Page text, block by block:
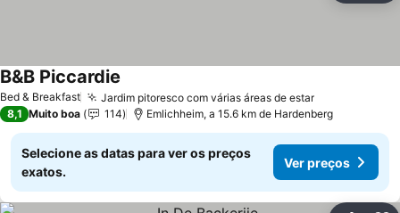
Bed & Breakfast Jardim pitoresco com várias áreas de estar
B&B Piccardie
8,1 Muito boa 114 Emlichheim, a 15.6 km de Hardenberg
Selecione as datas para ver os preços
exatos.
Ver preços